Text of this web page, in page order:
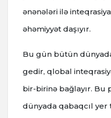
ənənələri ilə
əhəmiyyət daşıyır.
Bu gün bütün
gedir, qlobal
bir-birinə bağlayır. Bu
dünyada qabaqcıl